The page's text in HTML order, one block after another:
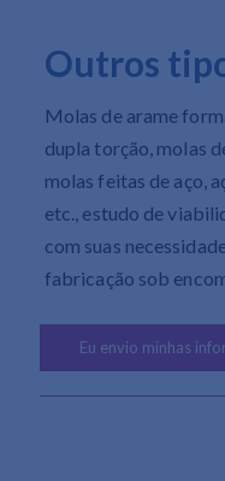
Outros
Molas de arame
dupla torção, molas
molas feitas de aço,
etc., estudo de
com suas
fabricação sob
Eu envio minhas